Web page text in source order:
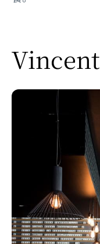
Vincent